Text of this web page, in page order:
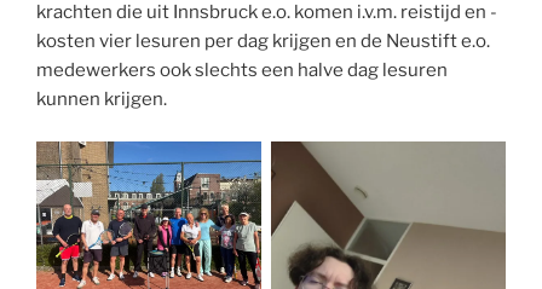
krachten die uit Innsbruck e.o. komen i.v.m. reistijd en -
kosten vier lesuren per dag krijgen en de Neustift e.o.
medewerkers ook slechts een halve dag lesuren
kunnen krijgen.